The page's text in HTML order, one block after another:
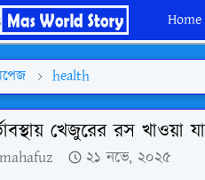
Home
health
খেজুরের রস খাওয়া
mahafuz ২১ নভে, ২০২৫